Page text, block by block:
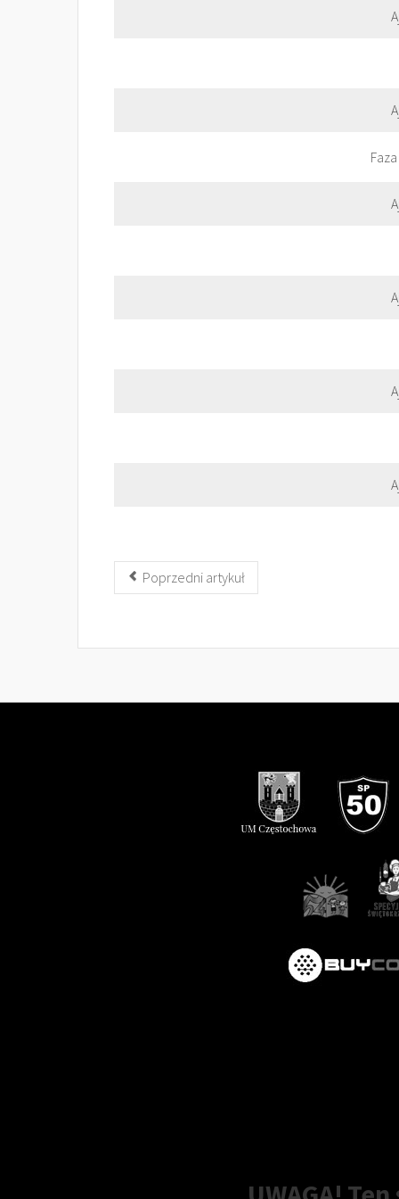
Faza
Poprzedni artykuł